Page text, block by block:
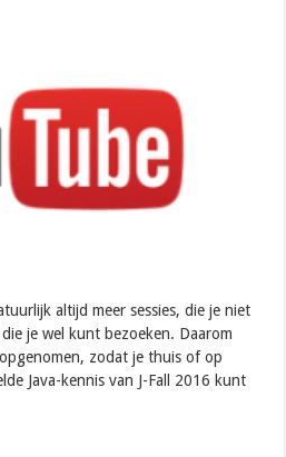
altijd meer sessies, die je niet
je wel kunt bezoeken. Daarom
opgenomen, zodat je thuis of op
Java-kennis van J-Fall 2016 kunt